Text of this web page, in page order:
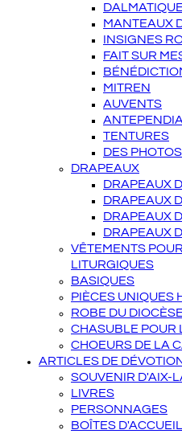
MANTEAUX
INSIGNES
FAIT SUR
MITREN
AUVENTS
ANTEPENDIA
TENTURES
DES PHOTOS
DRAPEAUX
DRAPEAUX
DRAPEAUX
DRAPEAUX
DRAPEAUX
VÊTEMENTS
LITURGIQUES
BASIQUES
PIÈCES UNIQUES
ROBE DU
CHASUBLE POUR
CHOEURS DE LA
ARTICLES DE
SOUVENIR D'AIX-
LIVRES
PERSONNAGES
BOÎTES D'ACCUEIL